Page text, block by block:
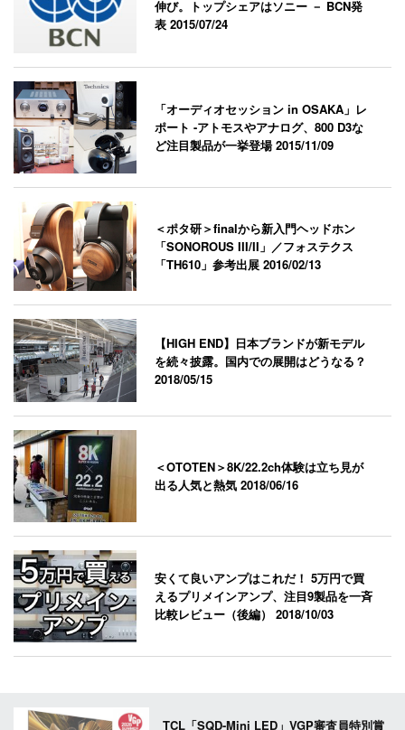
伸び。トップシェアはソニー － BCN発
表2015/07/24
「オーディオセッション in OSAKA」レ
ポート -アトモスやアナログ、800 D3な
ど注目製品が一挙登場2015/11/09
＜ポタ研＞finalから新入門ヘッドホン
「SONOROUS III/II」／フォステクス
「TH610」参考出展2016/02/13
【HIGH END】日本ブランドが新モデル
を続々披露。国内での展開はどうなる？
2018/05/15
＜OTOTEN＞8K/22.2ch体験は立ち見が
出る人気と熱気2018/06/16
安くて良いアンプはこれだ！ 5万円で買
えるプリメインアンプ、注目9製品を一斉
比較レビュー（後編）2018/10/03
TCL「SQD-Mini LED」VGP審査員特別賞